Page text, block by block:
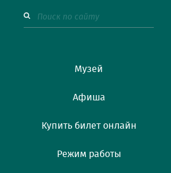
Музей
Афиша
Купить билет онлайн
Режим работы